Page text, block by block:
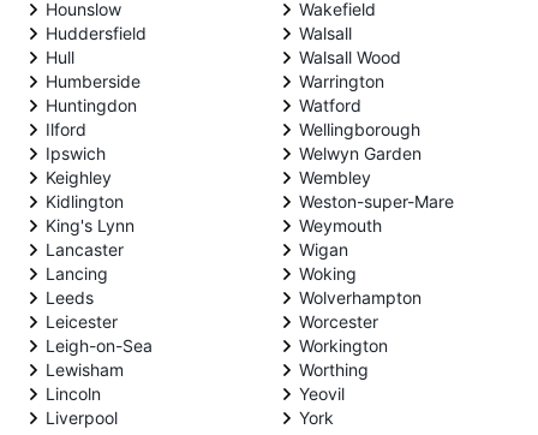
Hounslow
Huddersfield
Hull
Humberside
Huntingdon
Ilford
Ipswich
Keighley
Kidlington
King's Lynn
Lancaster
Lancing
Leeds
Leicester
Leigh-on-Sea
Lewisham
Lincoln
Liverpool
Wakefield
Walsall
Walsall Wood
Warrington
Watford
Wellingborough
Welwyn Garden
Wembley
Weston-super-Mare
Weymouth
Wigan
Woking
Wolverhampton
Worcester
Workington
Worthing
Yeovil
York